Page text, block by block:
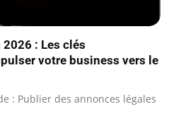
: Les clés
votre business vers le
: Publier des annonces légales